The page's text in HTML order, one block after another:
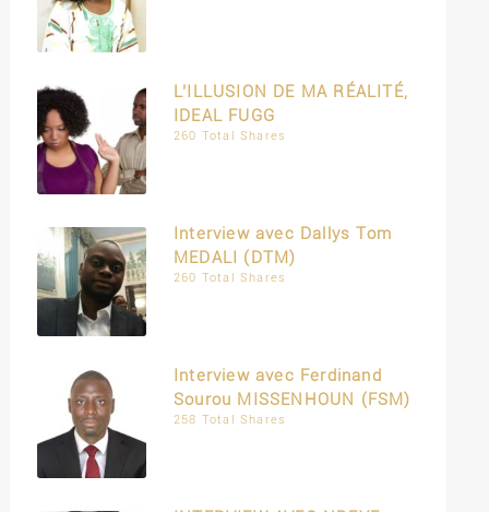
L’ILLUSION DE MA RÉALITÉ,
IDEAL FUGG
260 Total Shares
Interview avec Dallys Tom
MEDALI (DTM)
260 Total Shares
Interview avec Ferdinand
Sourou MISSENHOUN (FSM)
258 Total Shares